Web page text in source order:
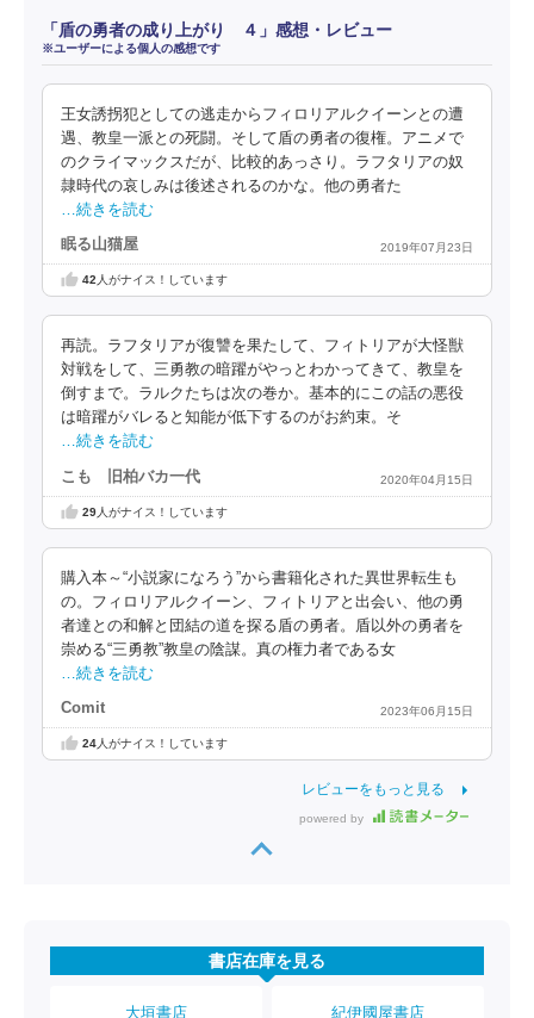
「盾の勇者の成り上がり ４」感想・レビュー
※ユーザーによる個人の感想です
王女誘拐犯としての逃走からフィロリアルクイーンとの遭
遇、教皇一派との死闘。そして盾の勇者の復権。アニメで
のクライマックスだが、比較的あっさり。ラフタリアの奴
隷時代の哀しみは後述されるのかな。他の勇者た
…続きを読む
眠る山猫屋 2019年07月23日
42 人がナイス！しています
再読。ラフタリアが復讐を果たして、フィトリアが大怪獣
対戦をして、三勇教の暗躍がやっとわかってきて、教皇を
倒すまで。ラルクたちは次の巻か。基本的にこの話の悪役
は暗躍がバレると知能が低下するのがお約束。そ
…続きを読む
こも 旧柏バカ一代 2020年04月15日
29人がナイス！しています
購入本～“小説家になろう”から書籍化された異世界転生も
の。フィロリアルクイーン、フィトリアと出会い、他の勇
者達との和解と団結の道を探る盾の勇者。盾以外の勇者を
崇める“三勇教”教皇の陰謀。真の権力者である女
…続きを読む
Comit 2023年06月15日
24人がナイス！しています
レビューをもっと見る
powered by
書店在庫を見る
大垣書店 紀伊國屋書店